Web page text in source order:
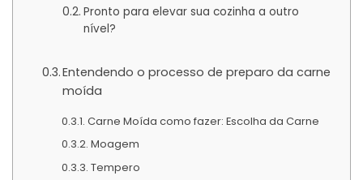
Pronto para elevar sua cozinha a outro
nível?
Entendendo o processo de preparo da carne
moída
Carne Moída como fazer: Escolha da Carne
Moagem
Tempero